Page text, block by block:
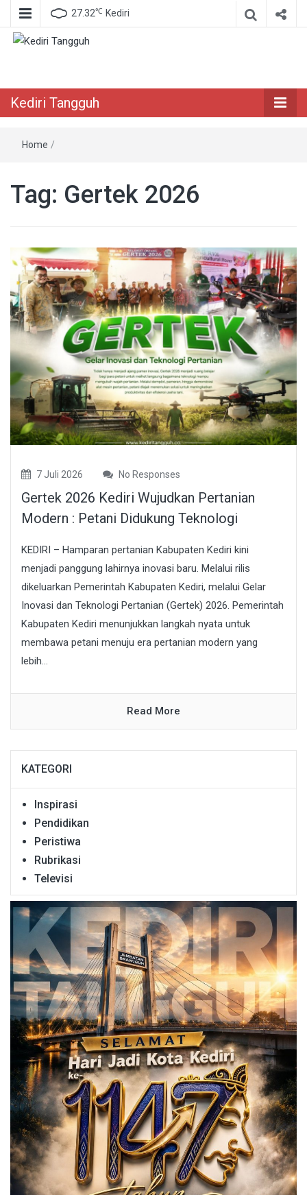
27.32℃ Kediri
Kediri Tangguh
Home /
Tag: Gertek 2026
7 Juli 2026 No Responses
Gertek 2026 Kediri Wujudkan Pertanian
Modern : Petani Didukung Teknologi
KEDIRI – Hamparan pertanian Kabupaten Kediri kini
menjadi panggung lahirnya inovasi baru. Melalui rilis
dikeluarkan Pemerintah Kabupaten Kediri, melalui Gelar
Inovasi dan Teknologi Pertanian (Gertek) 2026. Pemerintah
Kabupaten Kediri menunjukkan langkah nyata untuk
membawa petani menuju era pertanian modern yang
lebih...
Read More
KATEGORI
Inspirasi
Pendidikan
Peristiwa
Rubrikasi
Televisi